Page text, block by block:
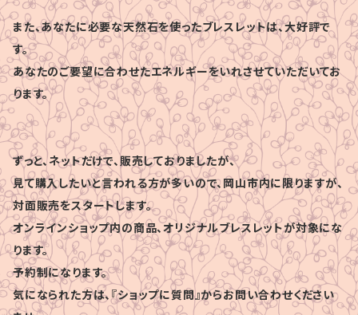
また、あなたに必要な天然石を使ったブレスレットは、大好評で
す。
あなたのご要望に合わせたエネルギーをいれさせていただいてお
ります。
ずっと、ネットだけで、販売しておりましたが、
見て購入したいと言われる方が多いので、岡山市内に限りますが、
対面販売をスタートします。
オンラインショップ内の商品、オリジナルブレスレットが対象にな
ります。
予約制になります。
気になられた方は、『ショップに質問』からお問い合わせください